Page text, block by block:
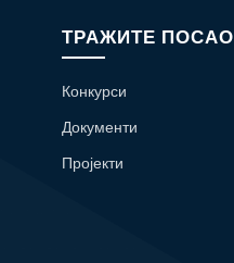
ТРАЖИТЕ ПОСАО
Конкурси
Документи
Пројекти